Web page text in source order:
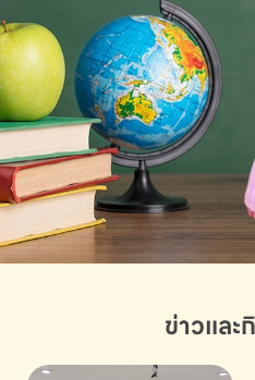
ข่าวและ